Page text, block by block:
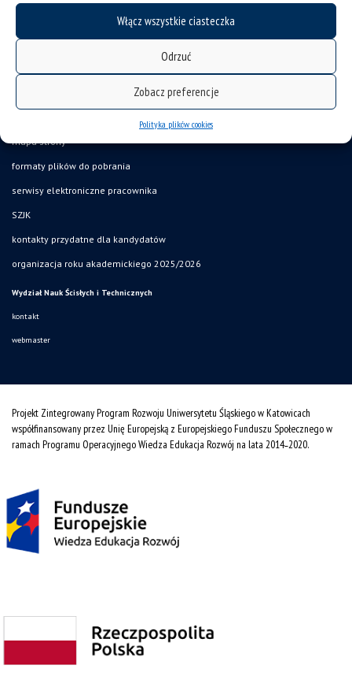
Włącz wszystkie ciasteczka
Odrzuć
Zobacz preferencje
Polityka plików cookies
mapa strony
formaty plików do pobrania
serwisy elektroniczne pracownika
SZJK
kontakty przydatne dla kandydatów
organizacja roku akademickiego 2025/2026
Wydział Nauk Ścisłych i Technicznych
kontakt
webmaster
Projekt Zintegrowany Program Rozwoju Uniwersytetu Śląskiego w Katowicach
współfinansowany przez Unię Europejską z Europejskiego Funduszu Społecznego w
ramach Programu Operacyjnego Wiedza Edukacja Rozwój na lata 2014˗2020.